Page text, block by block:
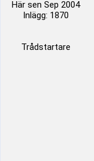
Här sen Sep 2004
Inlägg: 1870
Trådstartare